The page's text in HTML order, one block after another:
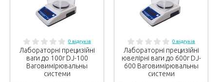
0 відгуків
Лабораторні прецизійні
ваги до 100г DJ-100
Ваговимірювальны
системи
0 відгуків
Лабораторні прецизійні
ювелірні ваги до 600г DJ-
600 Ваговимірювальны
системи